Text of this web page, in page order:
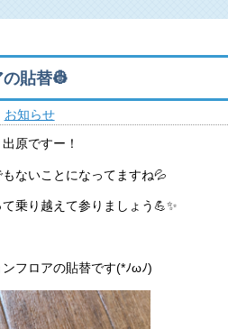
貼替👷
お知らせ
原ですー！
ないことになってますね💦
乗り越えて参りましょう💪✨
フロアの貼替です(*ﾉωﾉ)